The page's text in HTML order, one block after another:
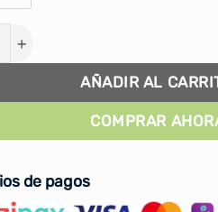
PARA LESIONES CON
AÑADIR AL
COMPRAR
de pagos